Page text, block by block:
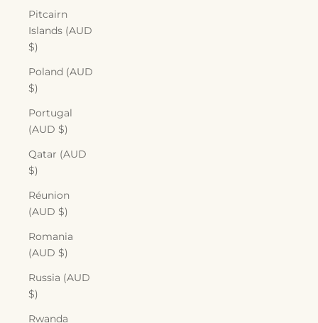
Pitcairn
Islands (AUD
$)
Poland (AUD
$)
Portugal
(AUD $)
Qatar (AUD
$)
Réunion
(AUD $)
Romania
(AUD $)
Russia (AUD
$)
Rwanda